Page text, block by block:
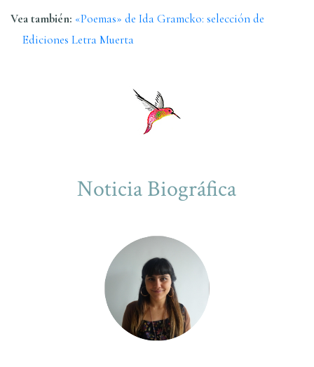
Vea también: «Poemas» de Ida Gramcko: selección de
Ediciones Letra Muerta
Noticia Biográfica